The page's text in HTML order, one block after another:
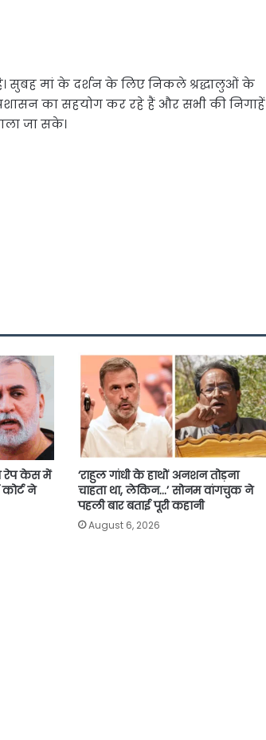
सुबह मां के दर्शन के लिए निकले श्रद्धालुओं के
का सहयोग कर रहे हैं और सभी की निगाहें
जा सके।
रेप केस में
ने
‘राहुल गांधी के हाथों अनशन तोड़ना
चाहता था, लेकिन…’ सोनम वांगचुक ने
पहली बार बताई पूरी कहानी
August 6, 2026